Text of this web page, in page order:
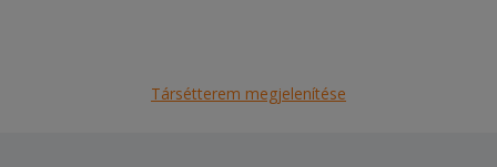
Társétterem megjelenítése